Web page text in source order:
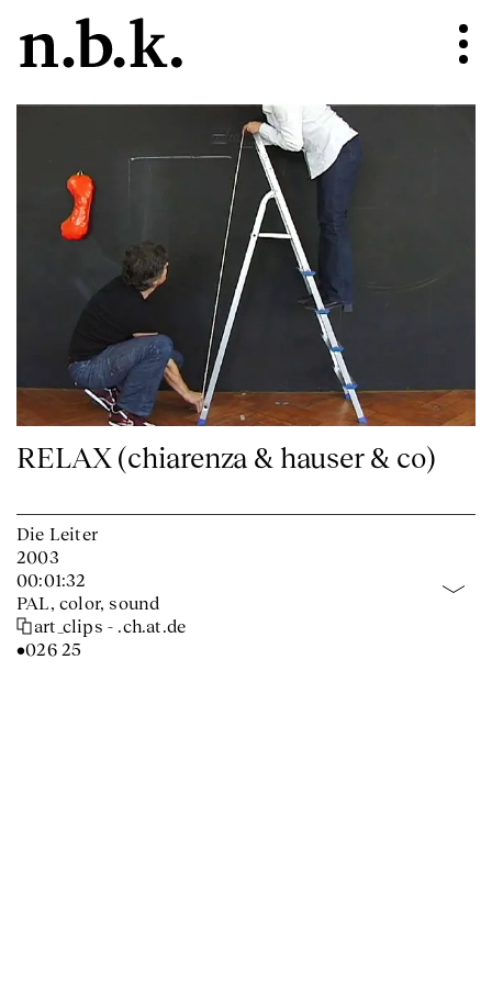
RELAX (chiarenza & hauser & co)
Die Leiter
2003
00:01:32
PAL, color, sound
art_clips - .ch.at.de
•026 25